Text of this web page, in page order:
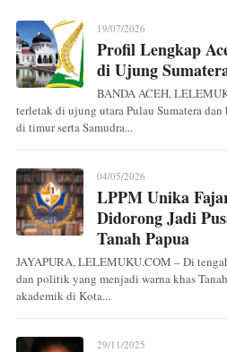
19/07/2026
Profil Lengkap
di Ujung
BANDA ACEH,
terletak di ujung utara Pulau Sumatera
di timur serta Samudra...
04/05/2026
LPPM Unika
Didorong Jadi
Tanah Papua
JAYAPURA, LELEMUKU.COM – Di
dan politik yang menjadi warna khas
akademik di Kota...
29/11/2025